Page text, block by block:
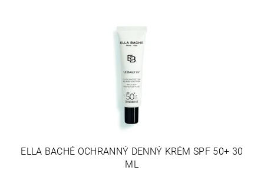
ELLA BACHÉ OCHRANNÝ DENNÝ KRÉM SPF 50+ 30
ML